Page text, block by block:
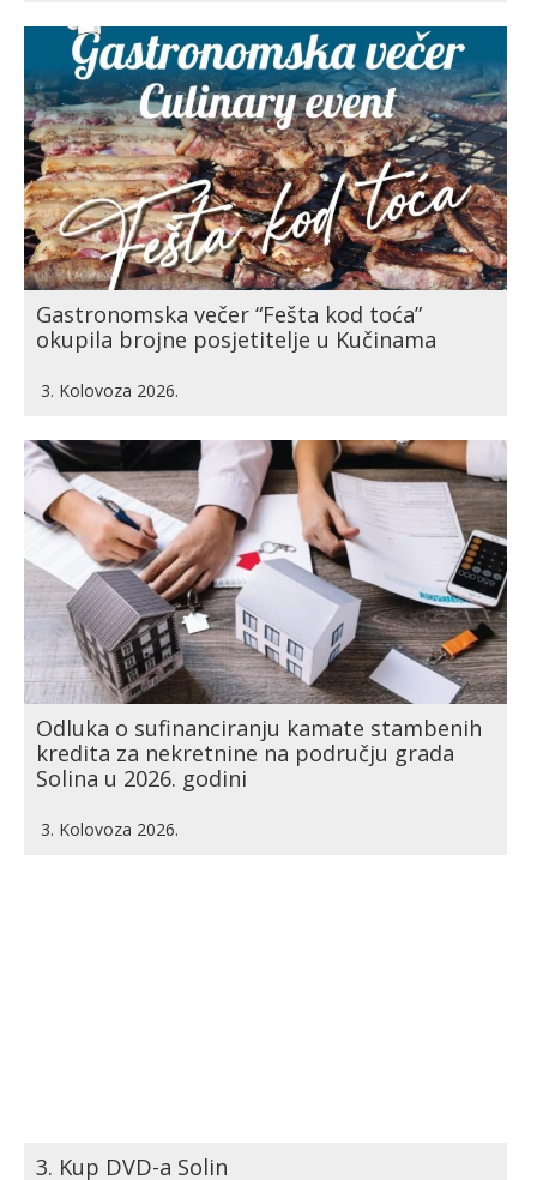
Gastronomska večer “Fešta kod toća”
okupila brojne posjetitelje u Kučinama
3. Kolovoza 2026.
Odluka o sufinanciranju kamate stambenih
kredita za nekretnine na području grada
Solina u 2026. godini
3. Kolovoza 2026.
3. Kup DVD-a Solin